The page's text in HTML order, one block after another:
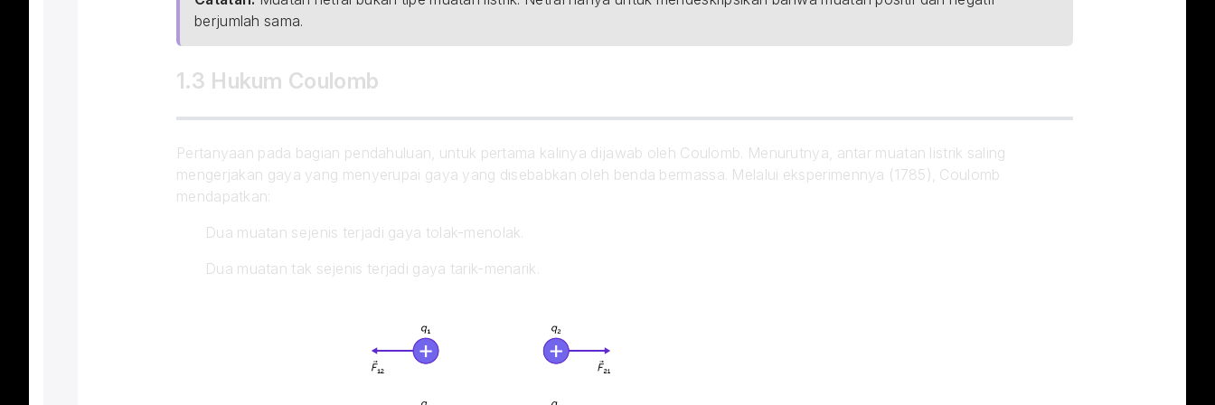
berjumlah sama.
1.3 Hukum Coulomb
Pertanyaan pada bagian pendahuluan, untuk pertama kalinya dijawab oleh Coulomb. Menurutnya, antar muatan listrik saling
mengerjakan gaya yang menyerupai gaya yang disebabkan oleh benda bermassa. Melalui eksperimennya (1785), Coulomb
mendapatkan:
Dua muatan sejenis terjadi gaya tolak-menolak.
Dua muatan tak sejenis terjadi gaya tarik-menarik.